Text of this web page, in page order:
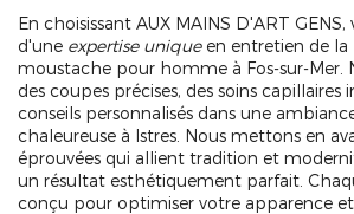
En choisissant AUX MAINS D'ART
d'une expertise uniqueen entretien de la
moustache pour homme à Fos-sur-Mer.
des coupes précises, des soins capillaires
conseils personnalisés dans une
chaleureuse à Istres. Nous mettons en
éprouvées qui allient tradition et
un résultat esthétiquement parfait.
conçu pour optimiser votre apparence